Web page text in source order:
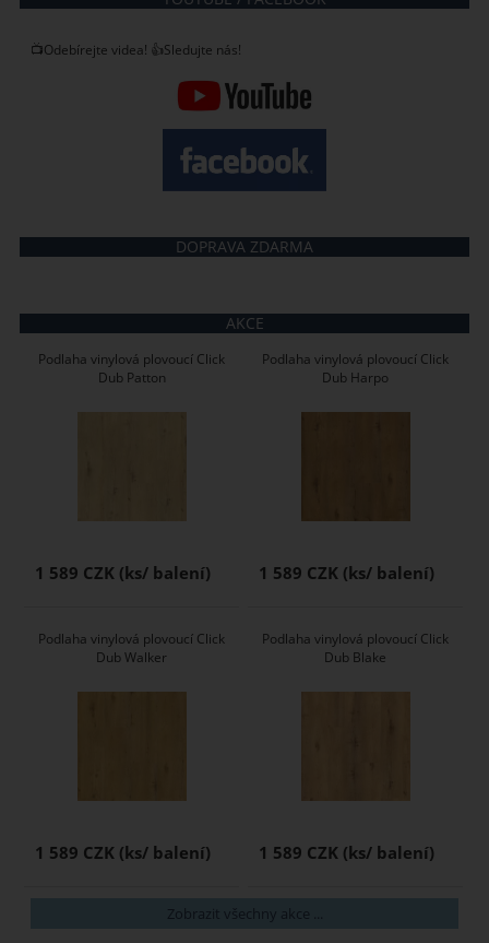
📺Odebírejte videa! 👍Sledujte nás!
DOPRAVA ZDARMA
AKCE
Podlaha vinylová plovoucí Click
Dub Patton
1 589 CZK
Podlaha vinylová plovoucí Click
Dub Harpo
1 589 CZK
Podlaha vinylová plovoucí Click
Dub Walker
1 589 CZK
Podlaha vinylová plovoucí Click
Dub Blake
1 589 CZK
Zobrazit všechny akce ...